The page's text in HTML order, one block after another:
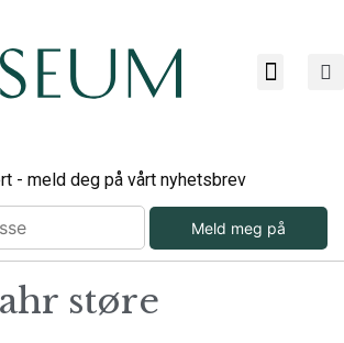
- meld deg på vårt nyhetsbrev
Meld meg på
støre